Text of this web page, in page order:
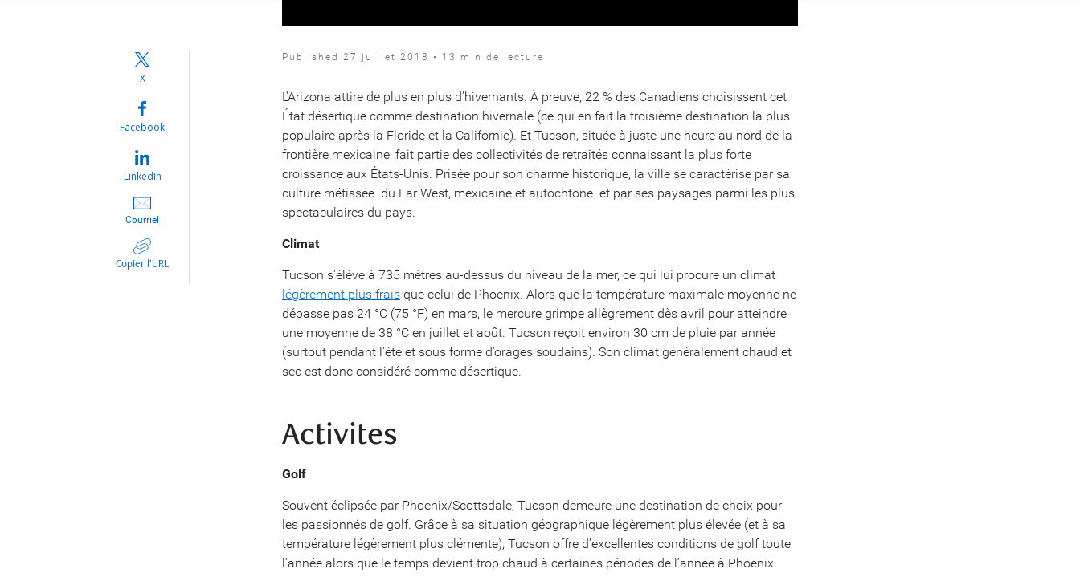
X
Facebook
LinkedIn
Courriel
Copier l’URL
Published 27 juillet 2018 • 13 min de lecture
L’Arizona attire de plus en plus d’hivernants. À preuve, 22 % des Canadiens choisissent cet
État désertique comme destination hivernale (ce qui en fait la troisième destination la plus
populaire après la Floride et la Californie). Et Tucson, située à juste une heure au nord de la
frontière mexicaine, fait partie des collectivités de retraités connaissant la plus forte
croissance aux États-Unis. Prisée pour son charme historique, la ville se caractérise par sa
culture métissée  du Far West, mexicaine et autochtone  et par ses paysages parmi les plus
spectaculaires du pays.
Climat
Tucson s’élève à 735 mètres au-dessus du niveau de la mer, ce qui lui procure un climat
légèrement plus frais que celui de Phoenix. Alors que la température maximale moyenne ne
dépasse pas 24 °C (75 °F) en mars, le mercure grimpe allègrement dès avril pour atteindre
une moyenne de 38 °C en juillet et août. Tucson reçoit environ 30 cm de pluie par année
(surtout pendant l’été et sous forme d’orages soudains). Son climat généralement chaud et
sec est donc considéré comme désertique.
Activites
Golf
Souvent éclipsée par Phoenix/Scottsdale, Tucson demeure une destination de choix pour
les passionnés de golf. Grâce à sa situation géographique légèrement plus élevée (et à sa
température légèrement plus clémente), Tucson offre d’excellentes conditions de golf toute
l’année alors que le temps devient trop chaud à certaines périodes de l’année à Phoenix.